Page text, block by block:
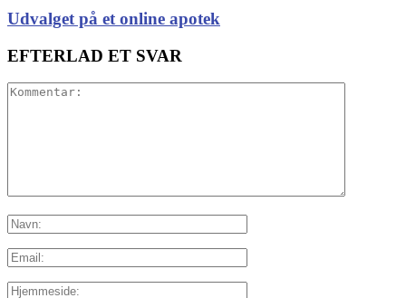
Udvalget på et online apotek
EFTERLAD ET SVAR